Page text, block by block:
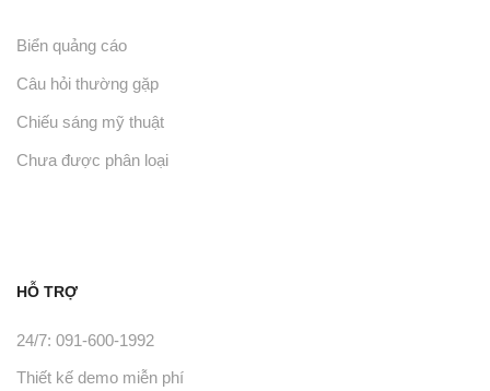
Biển quảng cáo
Câu hỏi thường gặp
Chiếu sáng mỹ thuật
Chưa được phân loại
HỖ TRỢ
24/7: 091-600-1992
Thiết kế demo miễn phí